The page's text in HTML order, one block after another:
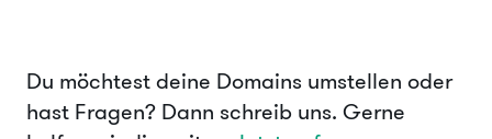
Du möchtest deine Domains umstellen oder
hast Fragen? Dann schreib uns. Gerne